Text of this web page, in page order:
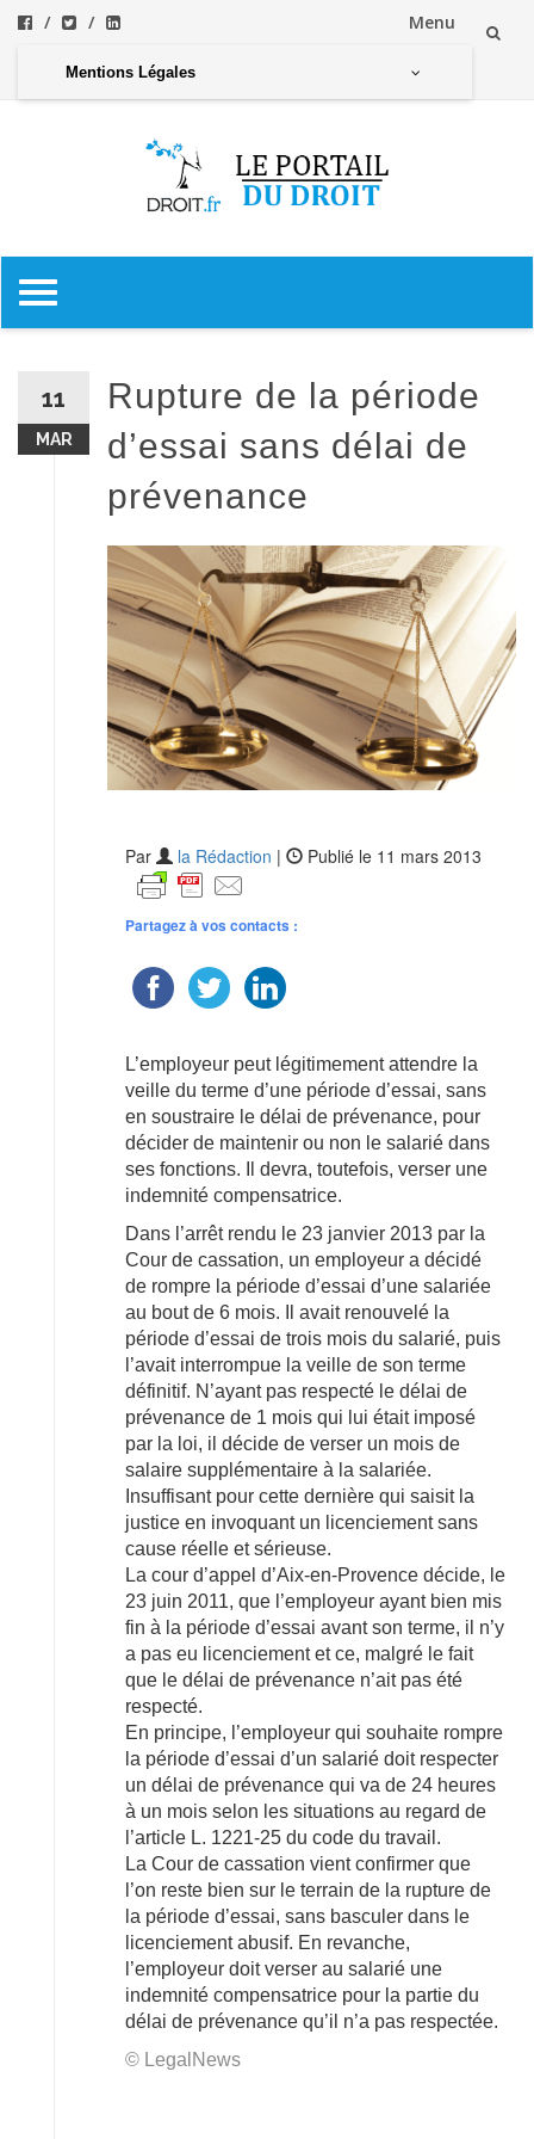
Menu
Mentions Légales
Rupture de la période
d’essai sans délai de
prévenance
11
MAR
Par la Rédaction | Publié le 11 mars 2013
Partagez à vos contacts :
L’employeur peut légitimement attendre la
veille du terme d’une période d’essai, sans
en soustraire le délai de prévenance, pour
décider de maintenir ou non le salarié dans
ses fonctions. Il devra, toutefois, verser une
indemnité compensatrice.
Dans l’arrêt rendu le 23 janvier 2013 par la
Cour de cassation, un employeur a décidé
de rompre la période d’essai d’une salariée
au bout de 6 mois. Il avait renouvelé la
période d’essai de trois mois du salarié, puis
l’avait interrompue la veille de son terme
définitif. N’ayant pas respecté le délai de
prévenance de 1 mois qui lui était imposé
par la loi, il décide de verser un mois de
salaire supplémentaire à la salariée.
Insuffisant pour cette dernière qui saisit la
justice en invoquant un licenciement sans
cause réelle et sérieuse.
La cour d’appel d’Aix-en-Provence décide, le
23 juin 2011, que l’employeur ayant bien mis
fin à la période d’essai avant son terme, il n’y
a pas eu licenciement et ce, malgré le fait
que le délai de prévenance n’ait pas été
respecté.
En principe, l’employeur qui souhaite rompre
la période d’essai d’un salarié doit respecter
un délai de prévenance qui va de 24 heures
à un mois selon les situations au regard de
l’article L. 1221-25 du code du travail.
La Cour de cassation vient confirmer que
l’on reste bien sur le terrain de la rupture de
la période d’essai, sans basculer dans le
licenciement abusif. En revanche,
l’employeur doit verser au salarié une
indemnité compensatrice pour la partie du
délai de prévenance qu’il n’a pas respectée.
© LegalNews